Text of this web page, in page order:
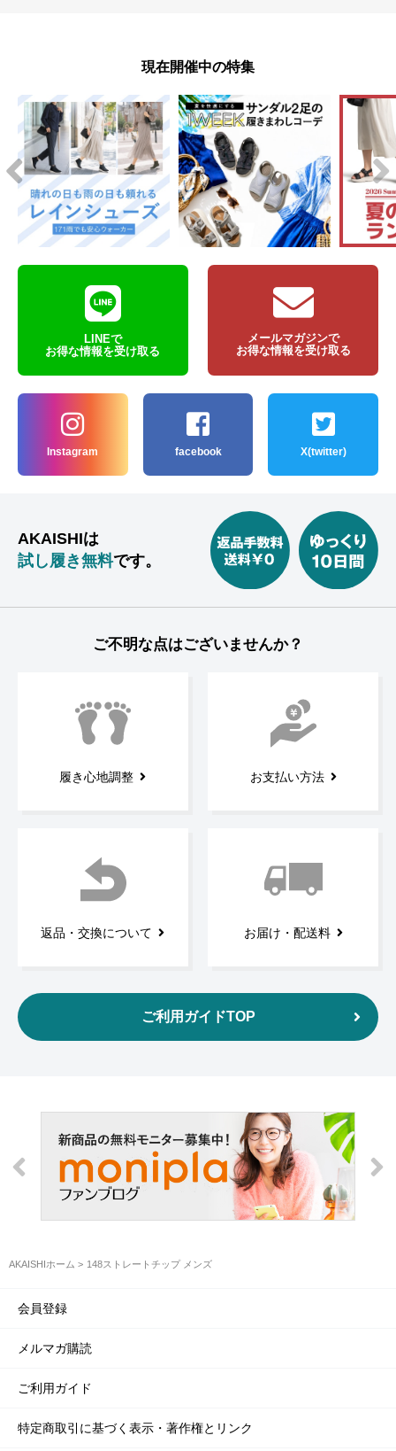
現在開催中の特集
LINEで
お得な情報を受け取る
メールマガジンで
お得な情報を受け取る
Instagram facebook X(twitter)
AKAISHIは
試し履き無料です。
ご不明な点はございませんか？
履き心地調整 お支払い方法
返品・交換について お届け・配送料
ご利用ガイドTOP
AKAISHIホーム 148ストレートチップ メンズ
会員登録
メルマガ購読
ご利用ガイド
特定商取引に基づく表示・著作権とリンク